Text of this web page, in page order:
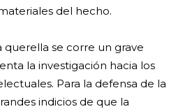
del hecho.
querella se corre un grave
la investigación hacia los
Para la defensa de la
indicios de que la